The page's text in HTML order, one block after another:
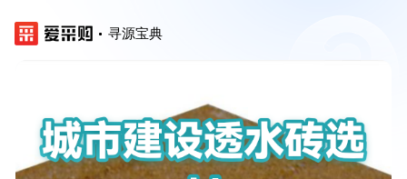
寻源宝典